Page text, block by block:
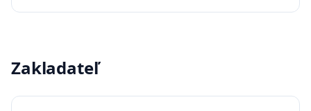
Zakladateľ